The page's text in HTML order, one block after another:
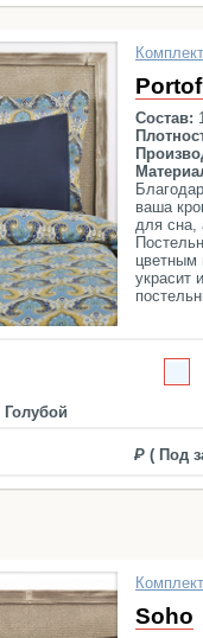
Состав:
ваша
для сна,
цветным
украсит
Голубой
( Под
Soho